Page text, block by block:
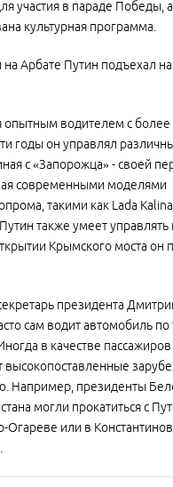
участия в параде Победы,
культурная программа.
Арбате Путин подъехал
опытным водителем с
годы он управлял
с «Запорожца» - своей
современными моделями
такими как Lada
также умеет
Крымского моста он
президента
сам водит автомобиль
в качестве пассажиров
высокопоставленные
Например, президенты
могли прокатиться с
или в